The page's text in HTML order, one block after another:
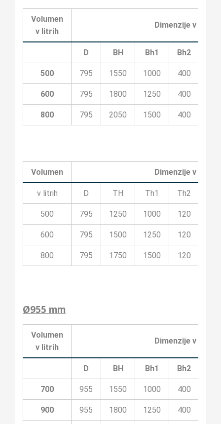
Volumen
v litrih
Dimenzije v
D BH Bh1 Bh2
500 795 1550 1000 400
600 795 1800 1250 400
800 795 2050 1500 400
Volumen Dimenzije v
v litrih D TH Th1 Th2
500 795 1250 1000 120
600 795 1500 1250 120
800 795 1750 1500 120
Ø955 mm
Volumen
v litrih
Dimenzije v
D BH Bh1 Bh2
700 955 1550 1000 400
900 955 1800 1250 400